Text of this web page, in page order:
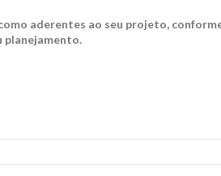
aderentes ao seu projeto,
planejamento.